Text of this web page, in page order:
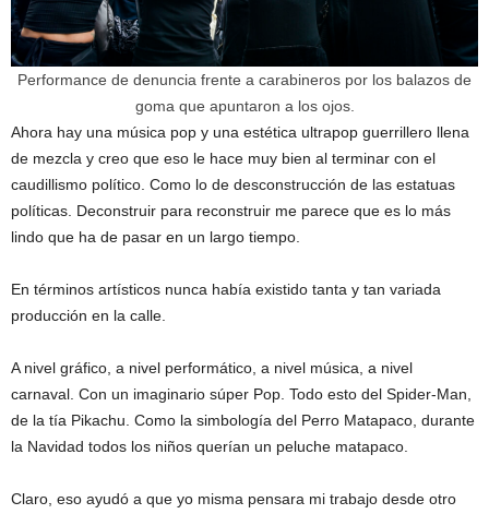
Performance de denuncia frente a carabineros por los balazos de
goma que apuntaron a los ojos.
Ahora hay una música pop y una estética ultrapop guerrillero llena
de mezcla y creo que eso le hace muy bien al terminar con el
caudillismo político. Como lo de desconstrucción de las estatuas
políticas. Deconstruir para reconstruir me parece que es lo más
lindo que ha de pasar en un largo tiempo.
En términos artísticos nunca había existido tanta y tan variada
producción en la calle.
A nivel gráfico, a nivel performático, a nivel música, a nivel
carnaval. Con un imaginario súper Pop. Todo esto del Spider-Man,
de la tía Pikachu. Como la simbología del Perro Matapaco, durante
la Navidad todos los niños querían un peluche matapaco.
Claro, eso ayudó a que yo misma pensara mi trabajo desde otro